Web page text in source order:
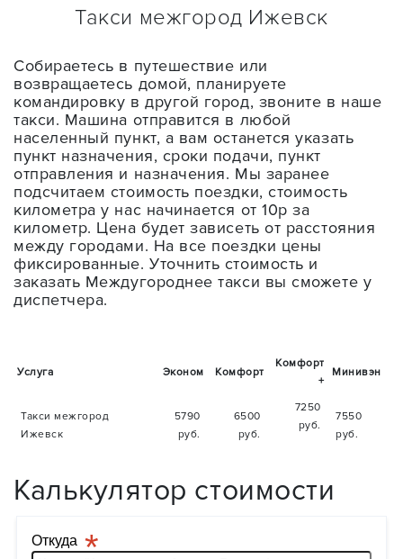
Такси межгород Ижевск
Собираетесь в путешествие или
возвращаетесь домой, планируете
командировку в другой город, звоните в наше
такси. Машина отправится в любой
населенный пункт, а вам останется указать
пункт назначения, сроки подачи, пункт
отправления и назначения. Мы заранее
подсчитаем стоимость поездки, стоимость
километра у нас начинается от 10р за
километр. Цена будет зависеть от расстояния
между городами. На все поездки цены
фиксированные. Уточнить стоимость и
заказать Междугороднее такси вы сможете у
диспетчера.
Услуга Эконом Комфорт
Комфорт
+
Минивэн
Такси межгород
Ижевск
5790
руб.
6500
руб.
7250
руб.
7550
руб.
Калькулятор стоимости